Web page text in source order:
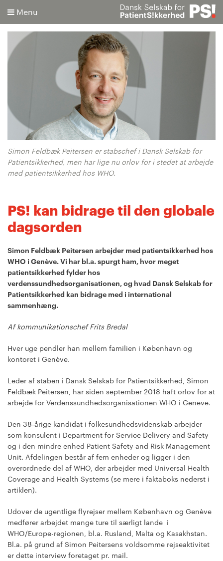
Menu
Søg
Avanceret søgning
Simon Feldbæk Peitersen er stabschef i Dansk Selskab for
Patientsikkerhed, men har lige nu orlov for i stedet at arbejde
med patientsikkerhed hos WHO.
PS! kan bidrage til den globale
dagsorden
Simon Feldbæk Peitersen arbejder med patientsikkerhed hos
WHO i Genève. Vi har bl.a. spurgt ham, hvor meget
patientsikkerhed fylder hos
verdenssundhedsorganisationen, og hvad Dansk Selskab for
Patientsikkerhed kan bidrage med i international
sammenhæng.
Af kommunikationschef Frits Bredal
Hver uge pendler han mellem familien i København og
kontoret i Genève.
Leder af staben i Dansk Selskab for Patientsikkerhed, Simon
Feldbæk Peitersen, har siden september 2018 haft orlov for at
arbejde for Verdenssundhedsorganisationen WHO i Geneve.
Den 38-årige kandidat i folkesundhedsvidenskab arbejder
som konsulent i Department for Service Delivery and Safety
og i den mindre enhed Patient Safety and Risk Management
Unit. Afdelingen består af fem enheder og ligger i den
overordnede del af WHO, der arbejder med Universal Health
Coverage and Health Systems (se mere i faktaboks nederst i
artiklen).
Udover de ugentlige flyrejser mellem København og Genève
medfører arbejdet mange ture til særligt lande i
WHO/Europe-regionen, bl.a. Rusland, Malta og Kasakhstan.
Bl.a. på grund af Simon Peitersens voldsomme rejseaktivitet
er dette interview foretaget pr. mail.